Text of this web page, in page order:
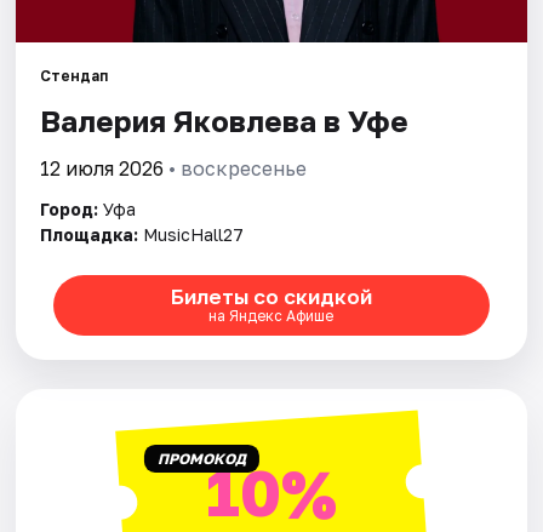
Артисты
Рейтинги
Стендап
Валерия Яковлева в Уфе
12 июля 2026 • воскресенье
Город: Уфа
Площадка: MusicHall27
Билеты со скидкой
на Яндекс Афише
ПРОМОКОД10%